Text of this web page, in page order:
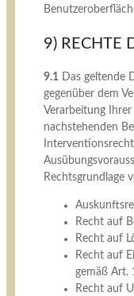
9) RECHTE
9.1Das geltende
gegenüber dem
Verarbeitung
nachstehenden
Rechtsgrundlage
Recht auf
Recht auf
Recht auf
gemäß Art.
Recht auf